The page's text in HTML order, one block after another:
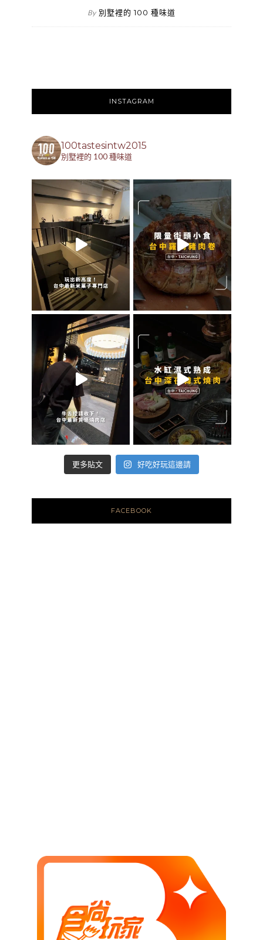
By 別墅裡的 100 種味道
INSTAGRAM
100tastesintw2015
別墅裡的 100 種味道
更多貼文 好吃好玩這邊請
FACEBOOK